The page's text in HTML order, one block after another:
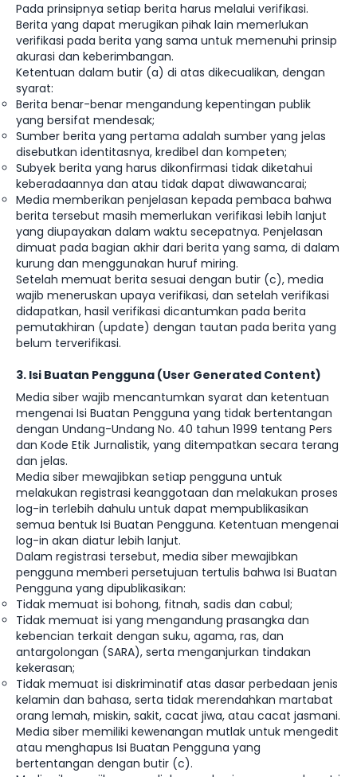
Pada prinsipnya setiap berita harus melalui verifikasi.
Berita yang dapat merugikan pihak lain memerlukan
verifikasi pada berita yang sama untuk memenuhi prinsip
akurasi dan keberimbangan.
Ketentuan dalam butir (a) di atas dikecualikan, dengan
syarat:
Berita benar-benar mengandung kepentingan publik
yang bersifat mendesak;
Sumber berita yang pertama adalah sumber yang jelas
disebutkan identitasnya, kredibel dan kompeten;
Subyek berita yang harus dikonfirmasi tidak diketahui
keberadaannya dan atau tidak dapat diwawancarai;
Media memberikan penjelasan kepada pembaca bahwa
berita tersebut masih memerlukan verifikasi lebih lanjut
yang diupayakan dalam waktu secepatnya. Penjelasan
dimuat pada bagian akhir dari berita yang sama, di dalam
kurung dan menggunakan huruf miring.
Setelah memuat berita sesuai dengan butir (c), media
wajib meneruskan upaya verifikasi, dan setelah verifikasi
didapatkan, hasil verifikasi dicantumkan pada berita
pemutakhiran (update) dengan tautan pada berita yang
belum terverifikasi.
3. Isi Buatan Pengguna (User Generated Content)
Media siber wajib mencantumkan syarat dan ketentuan
mengenai Isi Buatan Pengguna yang tidak bertentangan
dengan Undang-Undang No. 40 tahun 1999 tentang Pers
dan Kode Etik Jurnalistik, yang ditempatkan secara terang
dan jelas.
Media siber mewajibkan setiap pengguna untuk
melakukan registrasi keanggotaan dan melakukan proses
log-in terlebih dahulu untuk dapat mempublikasikan
semua bentuk Isi Buatan Pengguna. Ketentuan mengenai
log-in akan diatur lebih lanjut.
Dalam registrasi tersebut, media siber mewajibkan
pengguna memberi persetujuan tertulis bahwa Isi Buatan
Pengguna yang dipublikasikan:
Tidak memuat isi bohong, fitnah, sadis dan cabul;
Tidak memuat isi yang mengandung prasangka dan
kebencian terkait dengan suku, agama, ras, dan
antargolongan (SARA), serta menganjurkan tindakan
kekerasan;
Tidak memuat isi diskriminatif atas dasar perbedaan jenis
kelamin dan bahasa, serta tidak merendahkan martabat
orang lemah, miskin, sakit, cacat jiwa, atau cacat jasmani.
Media siber memiliki kewenangan mutlak untuk mengedit
atau menghapus Isi Buatan Pengguna yang
bertentangan dengan butir (c).